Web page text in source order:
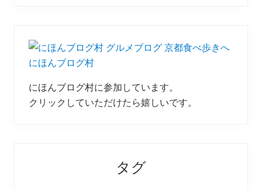
にほんブログ村
にほんブログ村に参加しています。
クリックしていただけたら嬉しいです。
タグ